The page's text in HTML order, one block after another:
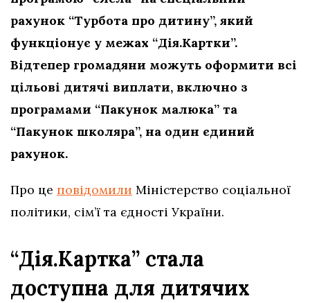
рахунок “Турбота про дитину”, який
функціонує у межах “Дія.Картки”.
Відтепер громадяни можуть оформити всі
цільові дитячі виплати, включно з
програмами “Пакунок малюка” та
“Пакунок школяра”, на один єдиний
рахунок.
Про це повідомили Міністерство соціальної
політики, сім’ї та єдності України.
“Дія.Картка” стала
доступна для дитячих